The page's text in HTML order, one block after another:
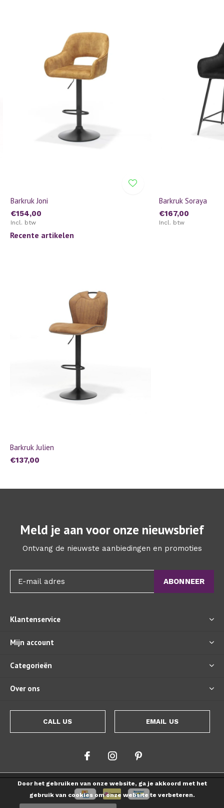
Barkruk Joni
€154,00
Incl. btw
Barkruk Soraya
€167,00
Incl. btw
Recente artikelen
Barkruk Julien
€137,00
Meld je aan voor onze nieuwsbrief
Ontvang de nieuwste aanbiedingen en promoties
ABONNEER
Klantenservice
Mijn account
Categorieën
Over ons
CALL US EMAIL US
Door het gebruiken van onze website, ga je akkoord met het
gebruik van cookies om onze website te verbeteren.